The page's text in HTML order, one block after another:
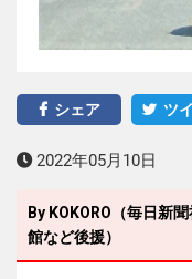
シェア ツ
2022年05月10日
By KOKORO（毎日新
館など後援）